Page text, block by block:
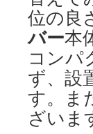
位の良
バー本
コンパ
ず、設
す。ま
ざいま